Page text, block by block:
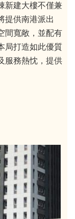
新建大樓不僅兼
提供南港派出
間寬敞，並配有
局打造如此優質
服務熱忱，提供